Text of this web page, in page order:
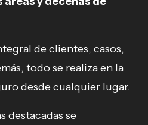
de clientes, casos,
todo se realiza en la
desde cualquier lugar.
destacadas se